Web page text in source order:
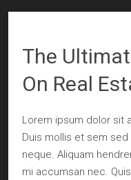
The
On Real
Lorem ipsum dolor sit
Duis mollis et sem
neque. Aliquam
mi accumsan nec.